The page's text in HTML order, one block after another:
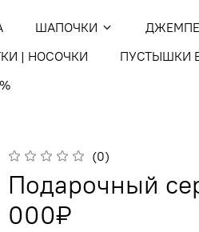
ШАПОЧКИ
| НОСОЧКИ ПУСТЫШКИ
(0)
Подарочный
000₽